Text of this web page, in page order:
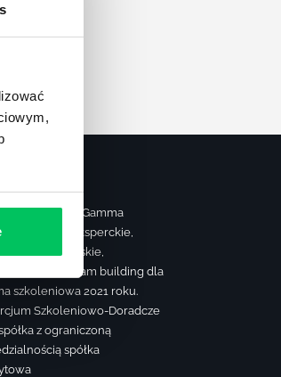
do grupy Gamma
szkolenia eksperckie,
managerskie,
oraz team building dla
szkoleniowa 2021 roku.
Szkoleniowo-Doradcze
z ograniczoną
spółka